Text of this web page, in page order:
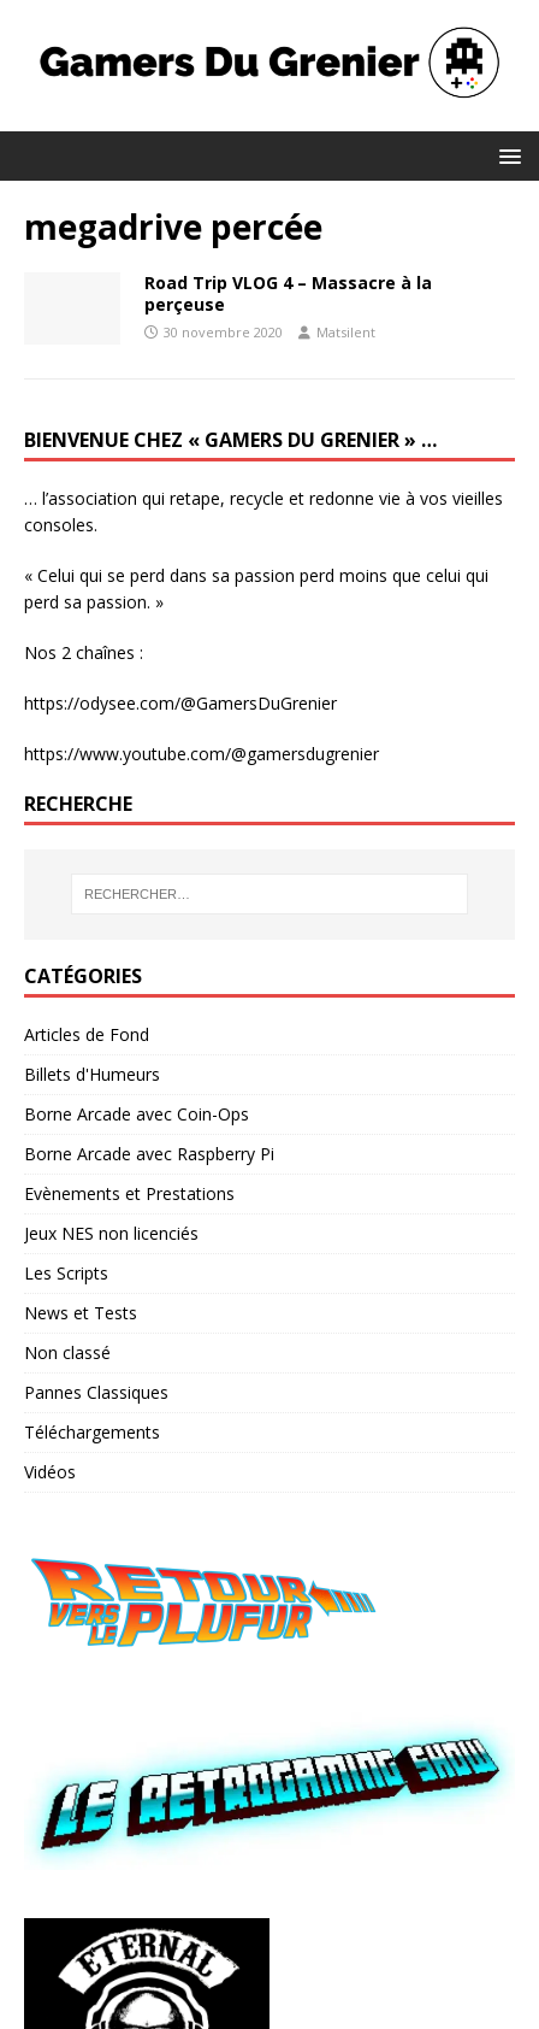
megadrive percée
Road Trip VLOG 4 – Massacre à la
perçeuse
30 novembre 2020 Matsilent
BIENVENUE CHEZ « GAMERS DU GRENIER » …
… l’association qui retape, recycle et redonne vie à vos vieilles
consoles.
« Celui qui se perd dans sa passion perd moins que celui qui
perd sa passion. »
Nos 2 chaînes :
https://odysee.com/@GamersDuGrenier
https://www.youtube.com/@gamersdugrenier
RECHERCHE
CATÉGORIES
Articles de Fond
Billets d'Humeurs
Borne Arcade avec Coin-Ops
Borne Arcade avec Raspberry Pi
Evènements et Prestations
Jeux NES non licenciés
Les Scripts
News et Tests
Non classé
Pannes Classiques
Téléchargements
Vidéos